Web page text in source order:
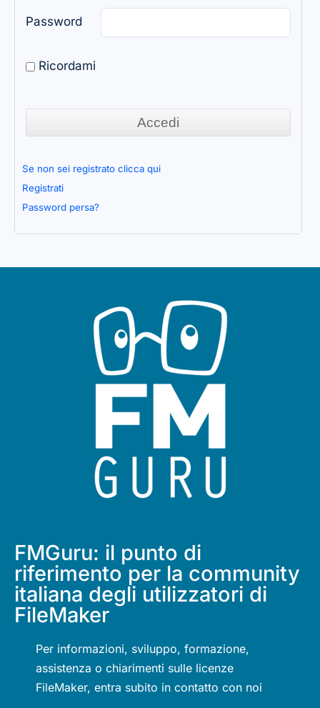
Password
Ricordami
Se non sei registrato clicca qui
Registrati
Password persa?
FMGuru: il punto di
riferimento per la community
italiana degli utilizzatori di
FileMaker
Per informazioni, sviluppo, formazione,
assistenza o chiarimenti sulle licenze
FileMaker, entra subito in contatto con noi